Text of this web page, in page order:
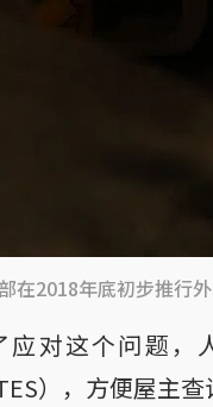
在2018年底初步推行
应对这个问题
），方便屋主